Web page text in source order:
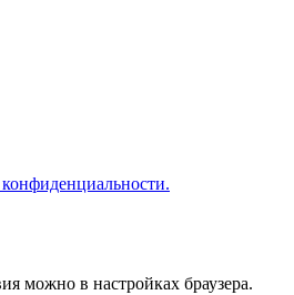
можно в настройках браузера.